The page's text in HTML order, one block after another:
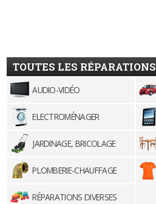
TOUTES LES RÉPARATIONS
AUDIO-VIDÉO
ELECTROMÉNAGER
JARDINAGE, BRICOLAGE
PLOMBERIE-CHAUFFAGE
RÉPARATIONS DIVERSES